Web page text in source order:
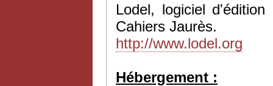
Lodel, logiciel
Cahiers Jaurès.
http://www.lodel.org
Hébergement :